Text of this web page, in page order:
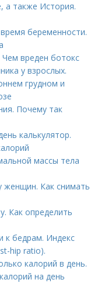
а также История.
беременности.
Чем вреден ботокс
у взрослых.
грудном и
Почему так
калькулятор.
массы тела
женщин. Как снимать
Как определить
к бедрам. Индекс
hip ratio).
калорий в день.
на день